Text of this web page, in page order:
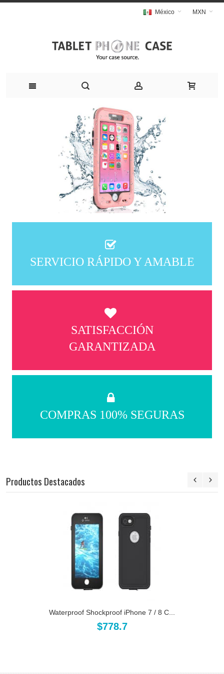
MXN
México
SERVICIO RÁPIDO Y AMABLE
SATISFACCIÓN
GARANTIZADA
COMPRAS 100% SEGURAS
Productos Destacados
Waterproof Shockproof iPhone 7 / 8 C...
$778.7